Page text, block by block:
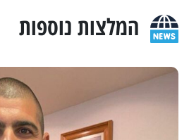
המלצות נוספות